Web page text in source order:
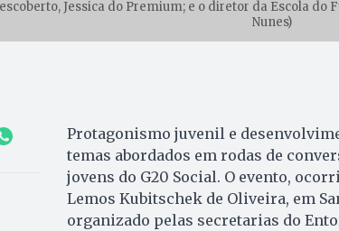
Jessica do Premium; e o diretor da Escola
Nunes)
Protagonismo juvenil e
temas abordados em rodas de
jovens do G20 Social. O evento,
Lemos Kubitschek de Oliveira, em
organizado pelas secretarias do